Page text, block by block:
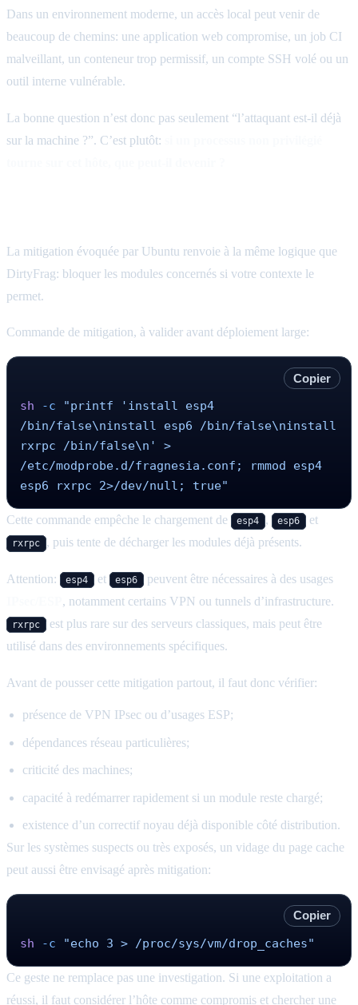
Dans un environnement moderne, un accès local peut venir de
beaucoup de chemins: une application web compromise, un job CI
malveillant, un conteneur trop permissif, un compte SSH volé ou un
outil interne vulnérable.
La bonne question n’est donc pas seulement “l’attaquant est-il déjà
sur la machine ?”. C’est plutôt:
La mitigation évoquée par Ubuntu renvoie à la même logique que
DirtyFrag: bloquer les modules concernés si votre contexte le
permet.
Commande de mitigation, à valider avant déploiement large:
sh -c "printf 'install esp4
/bin/false\ninstall esp6 /bin/false\ninstall
rxrpc /bin/false\n' >
/etc/modprobe.d/fragnesia.conf; rmmod esp4
esp6 rxrpc 2>/dev/null; true"
Copier
Cette commande empêche le chargement de esp4 , esp6 et
rxrpc , puis tente de décharger les modules déjà présents.
Attention: esp4 et esp6 peuvent être nécessaires à des usages
, notamment certains VPN ou tunnels d’infrastructure.
rxrpc est plus rare sur des serveurs classiques, mais peut être
utilisé dans des environnements spécifiques.
Avant de pousser cette mitigation partout, il faut donc vérifier:
présence de VPN IPsec ou d’usages ESP;
dépendances réseau particulières;
criticité des machines;
capacité à redémarrer rapidement si un module reste chargé;
existence d’un correctif noyau déjà disponible côté distribution.
Sur les systèmes suspects ou très exposés, un vidage du page cache
peut aussi être envisagé après mitigation:
sh -c "echo 3 > /proc/sys/vm/drop_caches"
Copier
Ce geste ne remplace pas une investigation. Si une exploitation a
réussi, il faut considérer l’hôte comme compromis et chercher une